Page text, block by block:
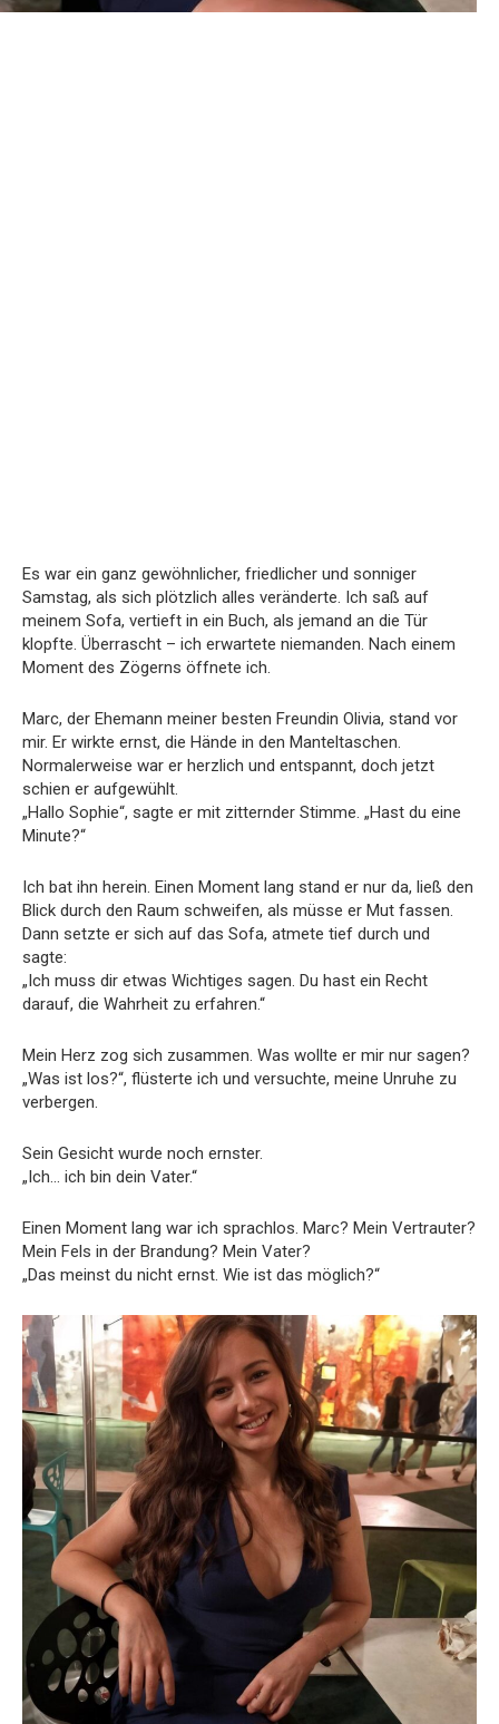
Es war ein ganz gewöhnlicher, friedlicher und sonniger
Samstag, als sich plötzlich alles veränderte. Ich saß auf
meinem Sofa, vertieft in ein Buch, als jemand an die Tür
klopfte. Überrascht – ich erwartete niemanden. Nach einem
Moment des Zögerns öffnete ich.
Marc, der Ehemann meiner besten Freundin Olivia, stand vor
mir. Er wirkte ernst, die Hände in den Manteltaschen.
Normalerweise war er herzlich und entspannt, doch jetzt
schien er aufgewühlt.
„Hallo Sophie“, sagte er mit zitternder Stimme. „Hast du eine
Minute?“
Ich bat ihn herein. Einen Moment lang stand er nur da, ließ den
Blick durch den Raum schweifen, als müsse er Mut fassen.
Dann setzte er sich auf das Sofa, atmete tief durch und
sagte:
„Ich muss dir etwas Wichtiges sagen. Du hast ein Recht
darauf, die Wahrheit zu erfahren.“
Mein Herz zog sich zusammen. Was wollte er mir nur sagen?
„Was ist los?“, flüsterte ich und versuchte, meine Unruhe zu
verbergen.
Sein Gesicht wurde noch ernster.
„Ich… ich bin dein Vater.“
Einen Moment lang war ich sprachlos. Marc? Mein Vertrauter?
Mein Fels in der Brandung? Mein Vater?
„Das meinst du nicht ernst. Wie ist das möglich?“